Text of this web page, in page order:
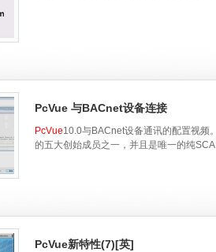
PcVue 与BACnet设备连接
PcVue10.0与BACnet设备通讯的配置视频
的五大创始成员之一，并且是唯一的纯
PcVue新特性(7)[英]